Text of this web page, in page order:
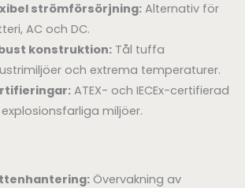
strömförsörjning:Alternativ för
AC och DC.
konstruktion:Tål tuffa
och extrema temperaturer.
ATEX- och IECEx-certifierad
miljöer.
Övervakning av